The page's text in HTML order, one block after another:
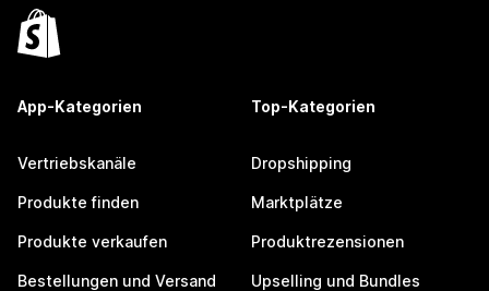
App-Kategorien
Vertriebskanäle
Produkte finden
Produkte verkaufen
Bestellungen und Versand
Top-Kategorien
Dropshipping
Marktplätze
Produktrezensionen
Upselling und Bundles